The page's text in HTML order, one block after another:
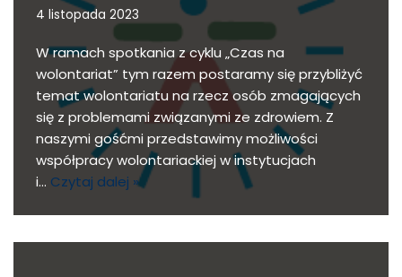
4 listopada 2023
W ramach spotkania z cyklu „Czas na
wolontariat” tym razem postaramy się przybliżyć
temat wolontariatu na rzecz osób zmagających
się z problemami związanymi ze zdrowiem. Z
naszymi gośćmi przedstawimy możliwości
współpracy wolontariackiej w instytucjach
i… Czytaj dalej »